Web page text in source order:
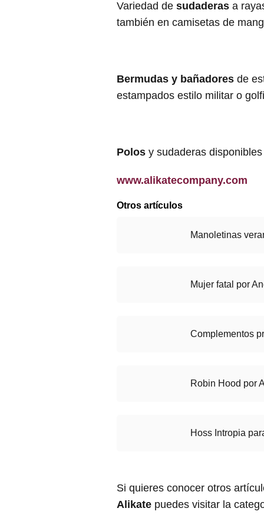
Variedad de sudaderas a
también en camisetas de
Bermudas y bañadores de
estampados estilo militar o
Polos y sudaderas
www.alikatecompany.com
Otros artículos
Manoletinas
Mujer fatal por
Complementos
Robin Hood por
Hoss Intropia
Si quieres conocer otros
Alikate puedes visitar la